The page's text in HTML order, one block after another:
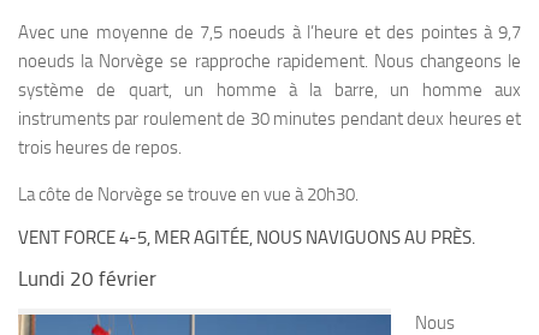
Avec une moyenne de 7,5 noeuds à l’heure et des pointes à 9,7
noeuds la Norvège se rapproche rapidement. Nous changeons le
système de quart, un homme à la barre, un homme aux
instruments par roulement de 30 minutes pendant deux heures et
trois heures de repos.
La côte de Norvège se trouve en vue à 20h30.
VENT FORCE 4-5, MER AGITÉE, NOUS NAVIGUONS AU PRÈS.
Lundi 20 février
Nous